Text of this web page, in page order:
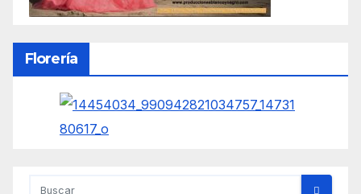
Florería